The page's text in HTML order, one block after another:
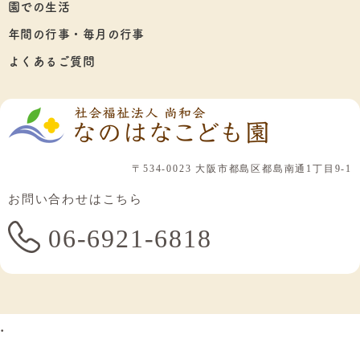
園での生活
年間の行事・毎月の行事
よくあるご質問
〒534-0023 大阪市都島区都島南通1丁目9-1
お問い合わせはこちら
06-6921-6818
.